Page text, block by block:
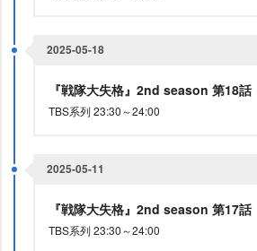
2025-05-18
『戦隊大失格』2nd season 第18話
TBS系列 23:30～24:00
2025-05-11
『戦隊大失格』2nd season 第17話
TBS系列 23:30～24:00